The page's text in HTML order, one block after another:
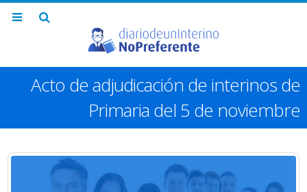
Acto de adjudicación de interinos de
Primaria del 5 de noviembre